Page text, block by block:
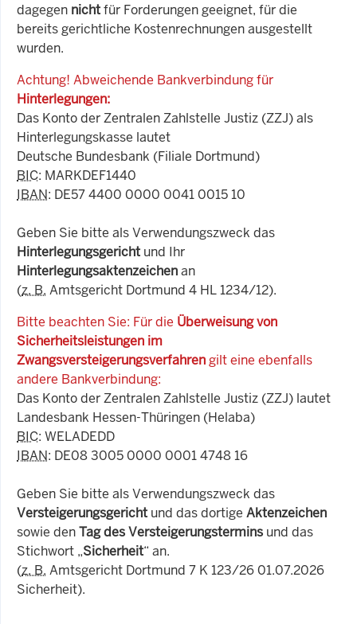
dagegen nichtfür Forderungen geeignet, für die
bereits gerichtliche Kostenrechnungen ausgestellt
wurden.
Achtung! Abweichende Bankverbindung für
Hinterlegungen:
Das Konto der Zentralen Zahlstelle Justiz (ZZJ) als
Hinterlegungskasse lautet
Deutsche Bundesbank (Filiale Dortmund)
BIC: MARKDEF1440
IBAN: DE57 4400 0000 0041 0015 10
Geben Sie bitte als Verwendungszweck das
Hinterlegungsgericht und Ihr
Hinterlegungsaktenzeichenan
(z. B. Amtsgericht Dortmund 4 HL 1234/12).
Bitte beachten Sie: Für die Überweisung von
Sicherheitsleistungen im
Zwangsversteigerungsverfahrengilt eine ebenfalls
andere Bankverbindung:
Das Konto der Zentralen Zahlstelle Justiz (ZZJ) lautet
Landesbank Hessen-Thüringen (Helaba)
BIC: WELADEDD
IBAN: DE08 3005 0000 0001 4748 16
Geben Sie bitte als Verwendungszweck das
Versteigerungsgericht und das dortige Aktenzeichen
sowie denTag des Versteigerungstermins und das
Stichwort „Sicherheit“ an.
(z. B. Amtsgericht Dortmund 7 K 123/26 01.07.2026
Sicherheit).